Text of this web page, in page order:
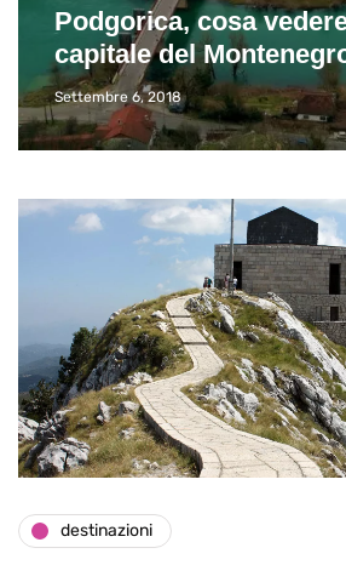
Podgorica, cosa
capitale del
Settembre 6, 2018
destinazioni